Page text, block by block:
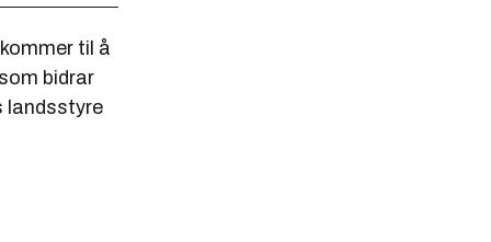
til å
bidrar
landsstyre